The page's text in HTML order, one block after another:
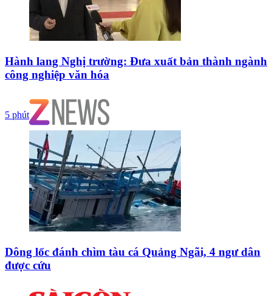
Hành lang Nghị trường: Đưa xuất bản thành ngành
công nghiệp văn hóa
5 phút
Dông lốc đánh chìm tàu cá Quảng Ngãi, 4 ngư dân
được cứu